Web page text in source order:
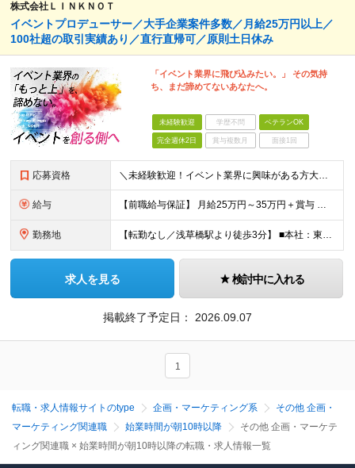
株式会社ＬＩＮＫＮＯＴ
イベントプロデューサー／大手企業案件多数／月給25万円以上／
100社超の取引実績あり／直行直帰可／原則土日休み
「イベント業界に飛び込みたい。」 その気持
ち、まだ諦めてないあなたへ。
未経験歓迎 学歴不問 ベテランOK
完全週休2日 賞与複数月 面接1回
応募資格 ＼未経験歓迎！イベント業界に興味がある方大歓迎／ ■基本的なPCスキル(Word・Excel・PowerPoint） ■大卒以上 ＼こんな方はぜひご応募ください／ ◎多彩なジャンルのイベント企画に携
給与 【前職給与保証】 月給25万円～35万円＋賞与 ★当社の採用の指針として あなたの経験に応じてしっかりと給与に還元していきます！ あなたの経歴や成果を面接の場でお聞かせください！ ※経験・スキルを
勤務地 【転勤なし／浅草橋駅より徒歩3分】 ■本社：東京都台東区浅草橋4-9-11 大黒ビル4F (変更の範囲)上記を除く当社関連勤務地
求人を見る 検討中に入れる
掲載終了予定日： 2026.09.07
1
転職・求人情報サイトのtype 企画・マーケティング系
その他 企画・
マーケティング関連職
始業時間が朝10時以降
その他 企画・マーケテ
ィング関連職 × 始業時間が朝10時以降の転職・求人情報一覧